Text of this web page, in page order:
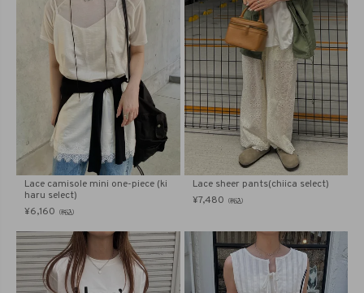
Lace camisole mini one-piece (ki
haru select)
¥6,160 （税込）
Lace sheer pants(chiica select)
¥7,480 （税込）